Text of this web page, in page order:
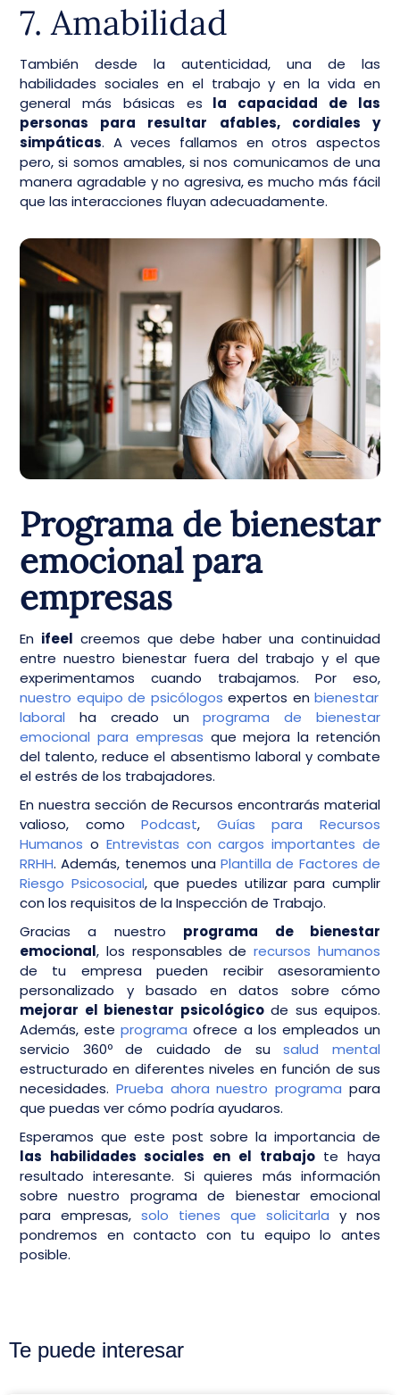
7. Amabilidad
También desde la autenticidad, una de las
habilidades sociales en el trabajo y en la vida en
general más básicas es la capacidad de las
personas para resultar afables, cordiales y
simpáticas. A veces fallamos en otros aspectos
pero, si somos amables, si nos comunicamos de una
manera agradable y no agresiva, es mucho más fácil
que las interacciones fluyan adecuadamente.
Programa de bienestar
emocional para
empresas
En ifeel creemos que debe haber una continuidad
entre nuestro bienestar fuera del trabajo y el que
experimentamos cuando trabajamos. Por eso,
nuestro equipo de psicólogos expertos en bienestar
laboral ha creado un programa de bienestar
emocional para empresas que mejora la retención
del talento, reduce el absentismo laboral y combate
el estrés de los trabajadores.
En nuestra sección de Recursos encontrarás material
valioso, comoPodcast, Guías para Recursos
Humanos o Entrevistas con cargos importantes de
RRHH. Además, tenemos unaPlantilla de Factores de
Riesgo Psicosocial, que puedes utilizar para cumplir
con los requisitos de la Inspección de Trabajo.
Gracias a nuestro programa de bienestar
emocional, los responsables de recursos humanos
de tu empresa pueden recibir asesoramiento
personalizado y basado en datos sobre cómo
mejorar el bienestar psicológicode sus equipos.
Además, este programa ofrece a los empleados un
servicio 360º de cuidado de su salud mental
estructurado en diferentes niveles en función de sus
necesidades. Prueba ahora nuestro programa para
que puedas ver cómo podría ayudaros.
Esperamos que este post sobre la importancia de
las habilidades sociales en el trabajote haya
resultado interesante. Si quieres más información
sobre nuestro programa de bienestar emocional
para empresas, solo tienes que solicitarla y nos
pondremos en contacto con tu equipo lo antes
posible.
Te puede interesar